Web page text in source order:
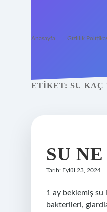
Anasayfa Gizlilik
ETIKET: SU
SU
Tarih: Eylül 23, 2024
1 ay beklemiş su
bakterileri,